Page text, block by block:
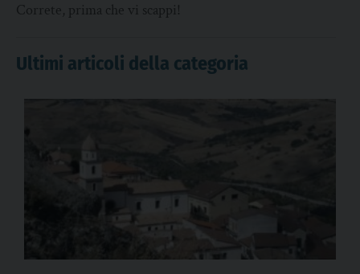
Correte, prima che vi scappi!
Ultimi articoli della categoria